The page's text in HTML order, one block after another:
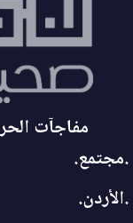
مفاجآت
.مجتمع.
.الأردن.